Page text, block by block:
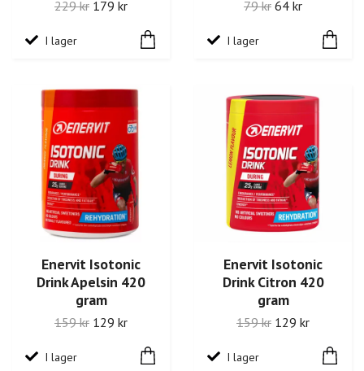
229 kr 179 kr
I lager
79 kr 64 kr
I lager
Enervit Isotonic
Drink Apelsin 420
gram
159 kr 129 kr
I lager
Enervit Isotonic
Drink Citron 420
gram
159 kr 129 kr
I lager